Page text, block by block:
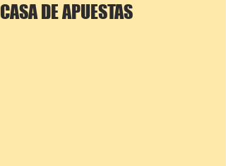
CASA DE APUESTAS